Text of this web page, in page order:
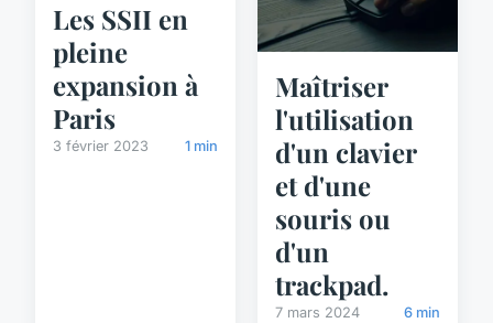
Les SSII en
pleine
expansion à
Paris
3 février 2023 1 min
Maîtriser
l'utilisation
d'un clavier
et d'une
souris ou
d'un
trackpad.
7 mars 2024 6 min